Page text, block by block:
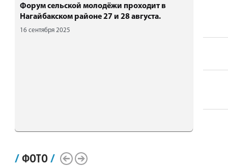
Форум сельской молодёжи проходит в
Нагайбакском районе 27 и 28 августа.
16 сентября 2025
/ФОТО/